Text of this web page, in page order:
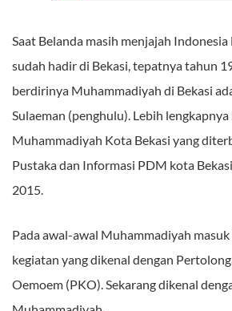
Saat Belanda masih menjajah
sudah hadir di Bekasi, tepatnya tahun
berdirinya Muhammadiyah di Bekasi
Sulaeman (penghulu). Lebih lengkapnya
Muhammadiyah Kota Bekasi yang
Pustaka dan Informasi PDM kota
2015.
Pada awal-awal Muhammadiyah masuk
kegiatan yang dikenal dengan
Oemoem (PKO). Sekarang dikenal